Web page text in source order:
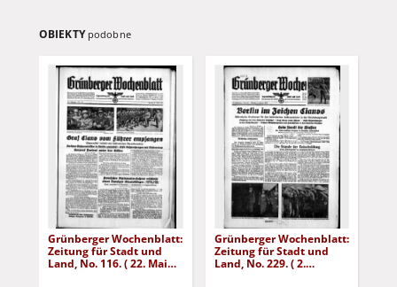
OBIEKTY podobne
Grünberger Wochenblatt:
Zeitung für Stadt und
Land, No. 116. ( 22. Mai
Grünberger Wochenblatt:
Zeitung für Stadt und
Land, No. 229. ( 2.